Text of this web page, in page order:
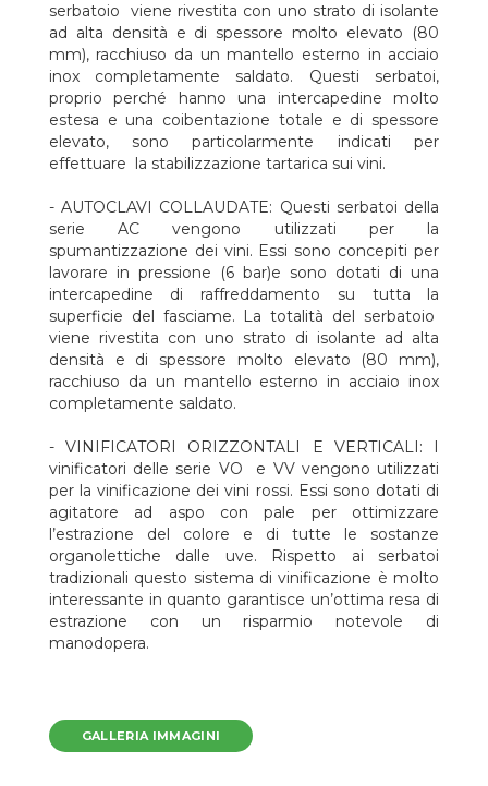
serbatoio viene rivestita con uno strato di isolante
ad alta densità e di spessore molto elevato (80
mm), racchiuso da un mantello esterno in acciaio
inox completamente saldato. Questi serbatoi,
proprio perché hanno una intercapedine molto
estesa e una coibentazione totale e di spessore
elevato, sono particolarmente indicati per
effettuare la stabilizzazione tartarica sui vini.
- AUTOCLAVI COLLAUDATE: Questi serbatoi della
serie AC vengono utilizzati per la
spumantizzazione dei vini. Essi sono concepiti per
lavorare in pressione (6 bar)e sono dotati di una
intercapedine di raffreddamento su tutta la
superficie del fasciame. La totalità del serbatoio
viene rivestita con uno strato di isolante ad alta
densità e di spessore molto elevato (80 mm),
racchiuso da un mantello esterno in acciaio inox
completamente saldato.
- VINIFICATORI ORIZZONTALI E VERTICALI: I
vinificatori delle serie VO e VV vengono utilizzati
per la vinificazione dei vini rossi. Essi sono dotati di
agitatore ad aspo con pale per ottimizzare
l’estrazione del colore e di tutte le sostanze
organolettiche dalle uve. Rispetto ai serbatoi
tradizionali questo sistema di vinificazione è molto
interessante in quanto garantisce un’ottima resa di
estrazione con un risparmio notevole di
manodopera.
GALLERIA IMMAGINI